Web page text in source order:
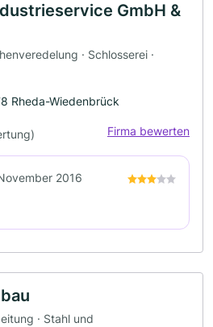
GmbH &
· Schlosserei ·
Rheda-Wiedenbrück
Firma bewerten
2016
· Stahl und